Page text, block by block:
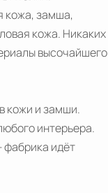
кожа, замша,
кожа. Никаких
высочайшего
кожи и замши.
интерьера.
фабрика идёт